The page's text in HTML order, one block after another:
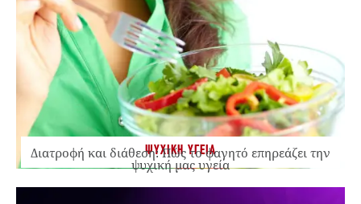
ΨΥΧΙΚΗ ΥΓΕΙΑ
Διατροφή και διάθεση: Πώς το φαγητό επηρεάζει την
ψυχική μας υγεία